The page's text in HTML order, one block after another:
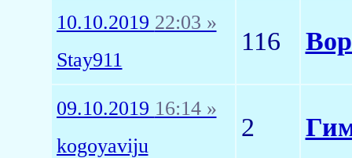
10.10.2019 22:03 »
Stay911
116
09.10.2019 16:14 »
kogoyaviju
2